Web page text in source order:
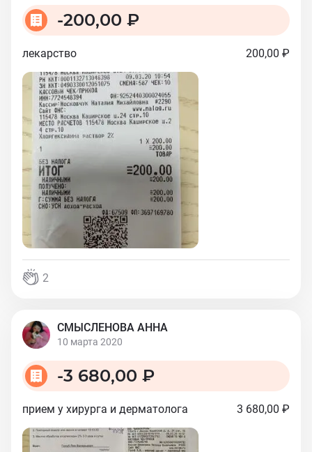
-200,00 ₽
лекарство 200,00 ₽
2
СМЫСЛЕНОВА АННА
10 марта 2020
-3 680,00 ₽
прием у хирурга и дерматолога 3 680,00 ₽